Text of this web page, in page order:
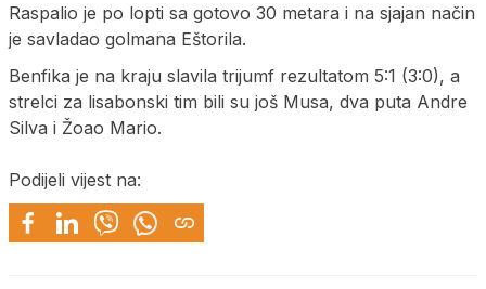
Raspalio je po lopti sa gotovo 30 metara i na sjajan način
je savladao golmana Eštorila.
Benfika je na kraju slavila trijumf rezultatom 5:1 (3:0), a
strelci za lisabonski tim bili su još Musa, dva puta Andre
Silva i Žoao Mario.
Podijeli vijest na: